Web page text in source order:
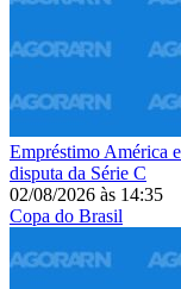
Empréstimo América
disputa da Série C
02/08/2026 às 14:35
Copa do Brasil